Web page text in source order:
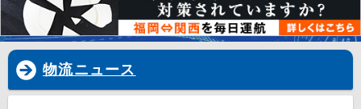
物流ニュース